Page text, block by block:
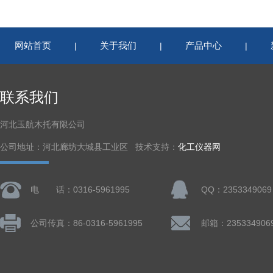
网站首页 | 关于我们 | 产品中心 |
联系我们
河北玉航木托有限公司
公司地址：河北廊坊大城县工业区 技术支持： 化工仪器网
电 话：0316-5961995 QQ：2353349069
公司传真：86-0316-5961995 邮箱：